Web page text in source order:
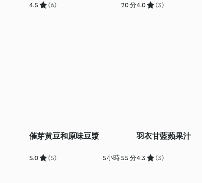
4.5 (6) 20 分4.0 (3)
催芽黃豆和原味豆漿
5.0 (5) 5小時 55 分
羽衣甘藍蘋果汁
4.3 (3)